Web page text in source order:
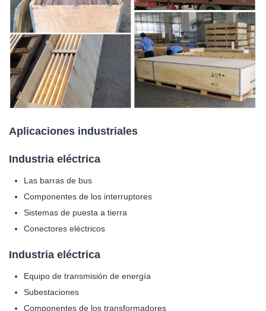
Aplicaciones industriales
Industria eléctrica
Las barras de bus
Componentes de los interruptores
Sistemas de puesta a tierra
Conectores eléctricos
Industria eléctrica
Equipo de transmisión de energía
Subestaciones
Componentes de los transformadores